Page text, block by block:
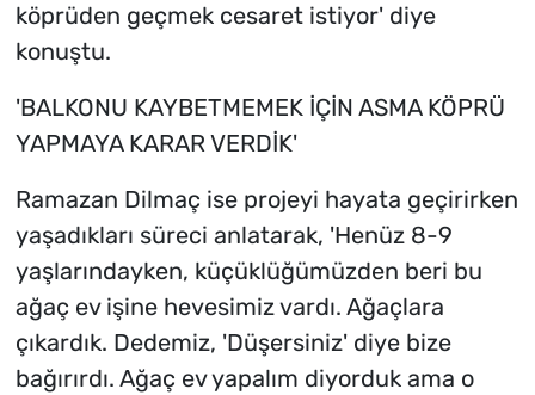
köprüden geçmek cesaret istiyor' diye
konuştu.
'BALKONU KAYBETMEMEK İÇİN ASMA KÖPRÜ
YAPMAYA KARAR VERDİK'
Ramazan Dilmaç ise projeyi hayata geçirirken
yaşadıkları süreci anlatarak, 'Henüz 8-9
yaşlarındayken, küçüklüğümüzden beri bu
ağaç ev işine hevesimiz vardı. Ağaçlara
çıkardık. Dedemiz, 'Düşersiniz' diye bize
bağırırdı. Ağaç ev yapalım diyorduk ama o